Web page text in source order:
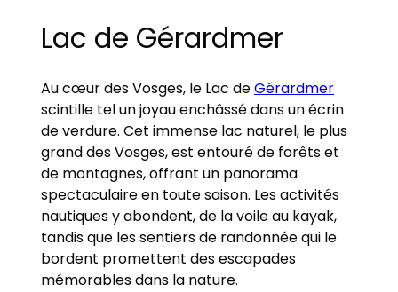
Lac de Gérardmer
Au cœur des Vosges, le Lac deGérardmer
scintille tel un joyau enchâssé dans un écrin
de verdure. Cet immense lac naturel, le plus
grand des Vosges, est entouré de forêts et
de montagnes, offrant un panorama
spectaculaire en toute saison. Les activités
nautiques y abondent, de la voile au kayak,
tandis que les sentiers de randonnée qui le
bordent promettent des escapades
mémorables dans la nature.